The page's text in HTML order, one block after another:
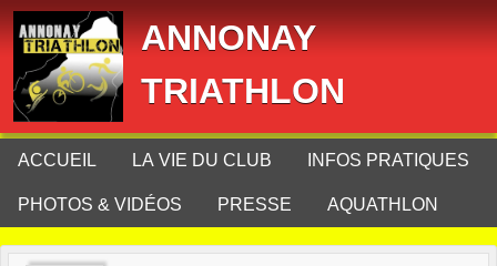
ANNONAY
TRIATHLON
ACCUEIL LA VIE DU CLUB INFOS PRATIQUES
PHOTOS & VIDÉOS PRESSE AQUATHLON
Panneau de gestion des cookies